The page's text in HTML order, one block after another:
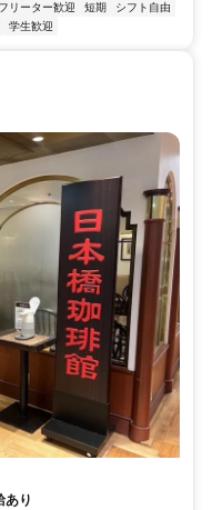
フリーター歓迎 短期
シフト自由
学生歓迎
あり